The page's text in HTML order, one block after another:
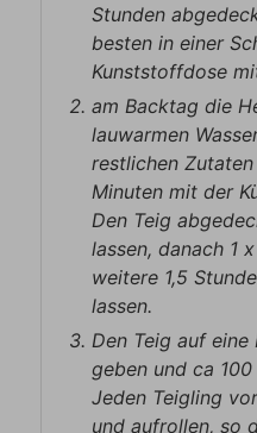
Stunden
besten in einer
Kunststoffdose
am Backtag die
lauwarmen
restlichen
Minuten mit der
Den Teig
lassen, danach 1
weitere 1,5
lassen.
Den Teig auf
geben und ca
Jeden Teigling
und aufrollen, so